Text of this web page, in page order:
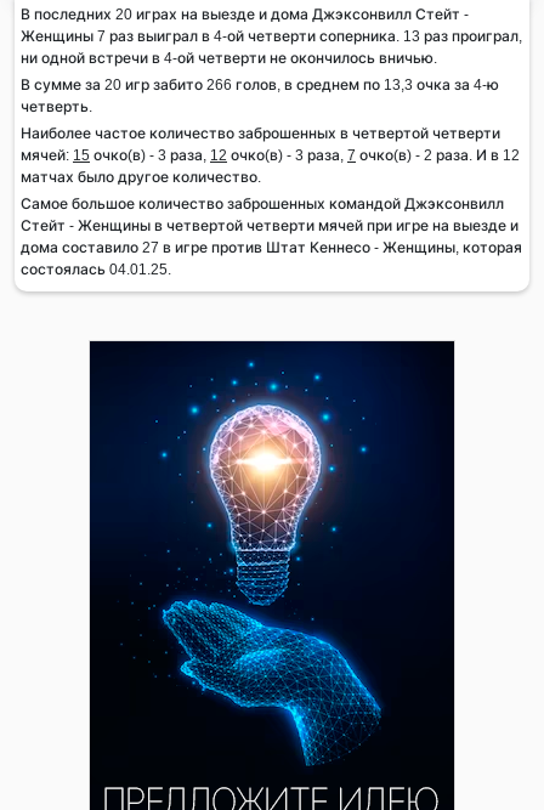
В последних 20 играх на выезде и дома Джэксонвилл Стейт -
Женщины 7 раз выиграл в 4-ой четверти соперника. 13 раз проиграл,
ни одной встречи в 4-ой четверти не окончилось вничью.
В сумме за 20 игр забито 266 голов, в среднем по 13,3 очка за 4-ю
четверть.
Наиболее частое количество заброшенных в четвертой четверти
мячей: 15 очко(в) - 3 раза, 12 очко(в) - 3 раза, 7 очко(в) - 2 раза. И в 12
матчах было другое количество.
Самое большое количество заброшенных командой Джэксонвилл
Стейт - Женщины в четвертой четверти мячей при игре на выезде и
дома составило 27 в игре против Штат Кеннесо - Женщины, которая
состоялась 04.01.25.